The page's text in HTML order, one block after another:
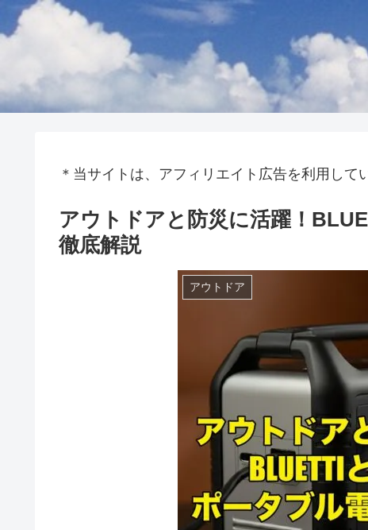
＊当サイトは、アフィリエイト広告を利用して
アウトドアと防災に活躍！
徹底解説
アウトドア